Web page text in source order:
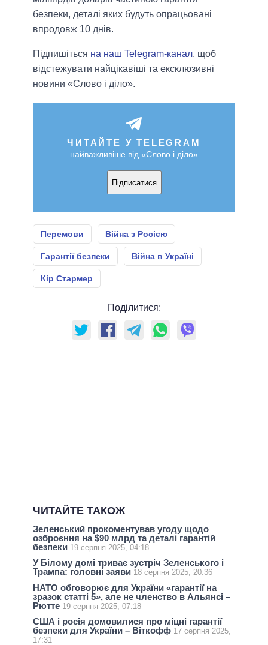
безпеки, деталі яких будуть опрацьовані
впродовж 10 днів.
Підпишіться на наш Telegram-канал, щоб
відстежувати найцікавіші та ексклюзивні
новини «Слово і діло».
ЧИТАЙТЕ У TELEGRAM
найважливіше від «Слово і діло»
Підписатися
Перемови Війна з Росією
Гарантії безпеки Війна в Україні
Кір Стармер
Поділитися:
ЧИТАЙТЕ ТАКОЖ
Зеленський прокоментував угоду щодо
озброєння на $90 млрд та деталі гарантій
безпеки 19 серпня 2025, 04:18
У Білому домі триває зустріч Зеленського і
Трампа: головні заяви 18 серпня 2025, 20:36
НАТО обговорює для України «гарантії на
зразок статті 5», але не членство в Альянсі –
Рютте 19 серпня 2025, 07:18
США і росія домовилися про міцні гарантії
безпеки для України – Віткофф 17 серпня 2025,
17:31